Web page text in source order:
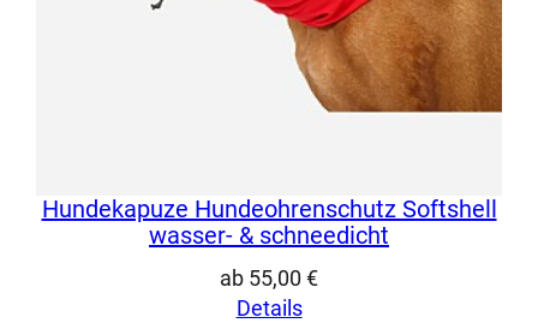
Hundekapuze Hundeohrenschutz Softshell
wasser- & schneedicht
ab 55,00 €
Details